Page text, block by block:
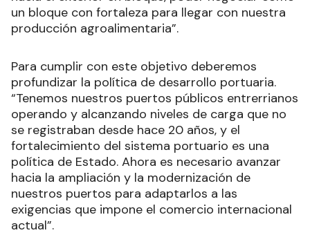
un bloque con fortaleza para llegar con nuestra
producción agroalimentaria”.
Para cumplir con este objetivo deberemos
profundizar la política de desarrollo portuaria.
“Tenemos nuestros puertos públicos entrerrianos
operando y alcanzando niveles de carga que no
se registraban desde hace 20 años, y el
fortalecimiento del sistema portuario es una
política de Estado. Ahora es necesario avanzar
hacia la ampliación y la modernización de
nuestros puertos para adaptarlos a las
exigencias que impone el comercio internacional
actual”.